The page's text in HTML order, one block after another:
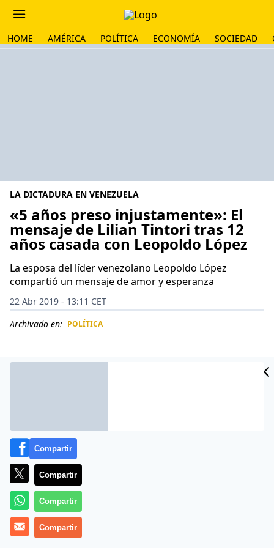
HOME AMÉRICA POLÍTICA ECONOMÍA SOCIEDAD
LA DICTADURA EN VENEZUELA
«5 años preso injustamente»: El
mensaje de Lilian Tintori tras 12
años casada con Leopoldo López
La esposa del líder venezolano Leopoldo López
compartió un mensaje de amor y esperanza
22 Abr 2019 - 13:11 CET
Archivado en: POLÍTICA
Lilian Tintori compartió, a través de las redes sociales,
un sentido mensaje en el que transmite el amor que
Compartir
Compartir
Compartir
Compartir